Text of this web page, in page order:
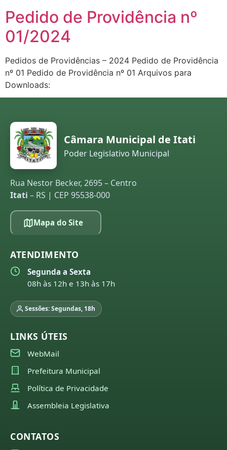
Pedido de Providência nº
01/2024
Pedidos de Providências – 2024 Pedido de Providência
nº 01 Pedido de Providência nº 01 Arquivos para
Downloads:
Câmara Municipal de Itati
Poder Legislativo Municipal
Rua Nestor Becker, 2695 – Centro
Itati – RS | CEP 95538-000
Mapa do Site
ATENDIMENTO
Segunda a Sexta
08h às 12h e 13h às 17h
Sessões: Segundas, 18h
LINKS ÚTEIS
WebMail
Prefeitura Municipal
Política de Privacidade
Assembleia Legislativa
CONTATOS